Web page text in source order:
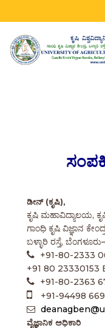
ಡೀನ್ (ಕೃಷಿ),
ಕೃಷಿ ಮಹಾವಿದ್ಯಾಲಯ,
ಗಾಂಧಿ ಕೃಷಿ ವಿಜ್ಞಾನ
ಬಳ್ಳಾರಿ ರಸ್ತೆ,
+91-80-2333
+91 80 23330153
+91-80-2363
+91-94498
ವೈಜ್ಞಾನಿಕ ಅಧಿಕಾರಿ